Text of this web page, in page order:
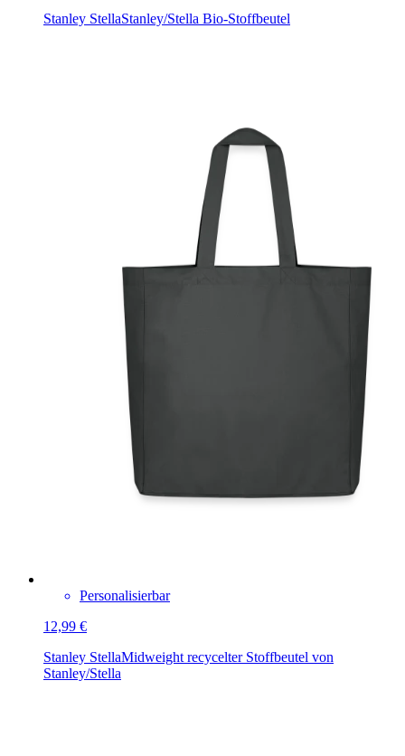
Stanley StellaStanley/Stella Bio-Stoffbeutel
Personalisierbar
12,99 €
Stanley StellaMidweight recycelter Stoffbeutel von
Stanley/Stella